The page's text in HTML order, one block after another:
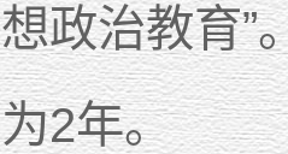
想政治教育”
为2年。